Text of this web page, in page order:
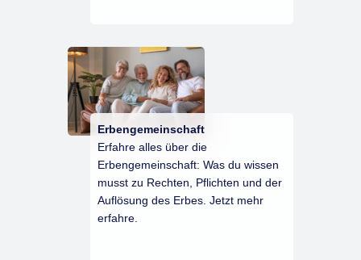
Erbengemeinschaft
Erfahre alles über die
Erbengemeinschaft: Was du wissen
musst zu Rechten, Pflichten und der
Auflösung des Erbes. Jetzt mehr
erfahre.